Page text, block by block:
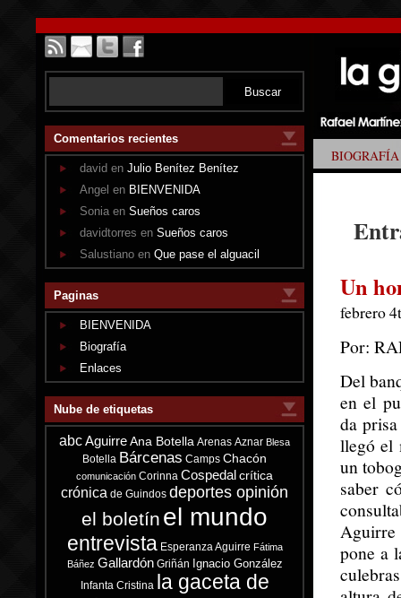
Comentarios recientes
david en Julio Benítez Benítez
Angel en BIENVENIDA
Sonia en Sueños caros
davidtorres en Sueños caros
Salustiano en Que pase el alguacil
Paginas
BIENVENIDA
Biografía
Enlaces
Nube de etiquetas
abcAguirre Ana Botella Arenas Aznar Blesa
Botella Bárcenas Camps Chacón
comunicación Corinna Cospedal crítica
crónica de Guindos deportes opinión
el boletín el mundo
entrevista Esperanza Aguirre Fátima
Báñez Gallardón Griñán Ignacio González
Infanta Cristina la gaceta de
BIOGRAFÍA
Un
febrero
Por:
Del
en el
da
llegó el
un
saber
pone a